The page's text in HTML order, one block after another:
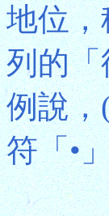
地位，
列的
例說
符「•